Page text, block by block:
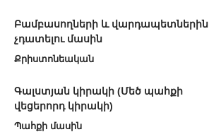
Բամբասողների և վարդապետներին
չդատելու մասին
Քրիստոնեական
Գալստյան կիրակի (Մեծ պահքի
վեցերորդ կիրակի)
Պահքի մասին